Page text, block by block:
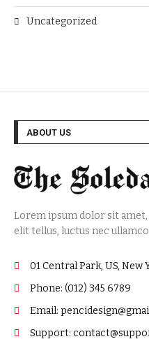
Uncategorized
ABOUT US
Lorem ipsum dolor sit
elit tellus, luctus nec
01 Central Park, US, New
Phone: (012) 345 6789
Email:
Support: